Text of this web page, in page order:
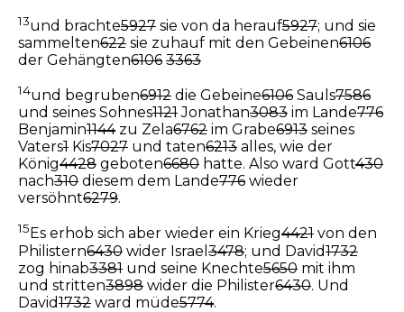
13und brachte5927 sie von da herauf5927; und sie
sammelten622 sie zuhauf mit den Gebeinen6106
der Gehängten6106 3363
14und begruben6912 die Gebeine6106 Sauls7586
und seines Sohnes1121Jonathan3083 im Lande776
Benjamin1144zu Zela6762 im Grabe6913 seines
Vaters1 Kis7027 und taten6213 alles, wie der
König4428 geboten6680 hatte. Also ward Gott430
nach310 diesem dem Lande776 wieder
versöhnt6279.
15 Es erhob sich aber wieder ein Krieg4421 von den
Philistern6430 wider Israel 3478; und David1732
zog hinab3381 und seine Knechte5650 mit ihm
und stritten3898 wider die Philister6430. Und
David1732 ward müde5774.